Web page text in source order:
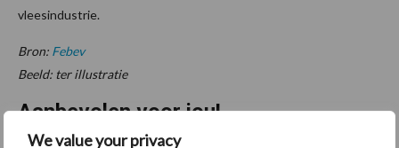
We value your privacy
vleesindustrie.
Bron: Febev
Beeld: ter illustratie
Aanbevolen voor jou!